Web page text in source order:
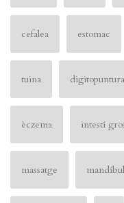
cefalea estomac
tuina
èczema intestí
massatge